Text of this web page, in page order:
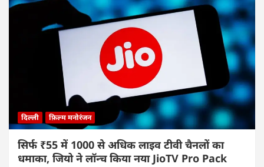
दिल्ली फ़िल्म मनोरंजन
सिर्फ ₹55 में 1000 से अधिक लाइव टीवी चैनलों का
धमाका, जियो ने लॉन्च किया नया JioTV Pro Pack